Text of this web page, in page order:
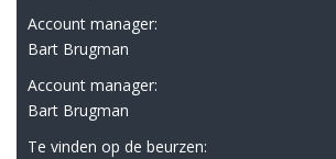
Account manager:
Bart Brugman
Account manager:
Bart Brugman
Te vinden op de beurzen: